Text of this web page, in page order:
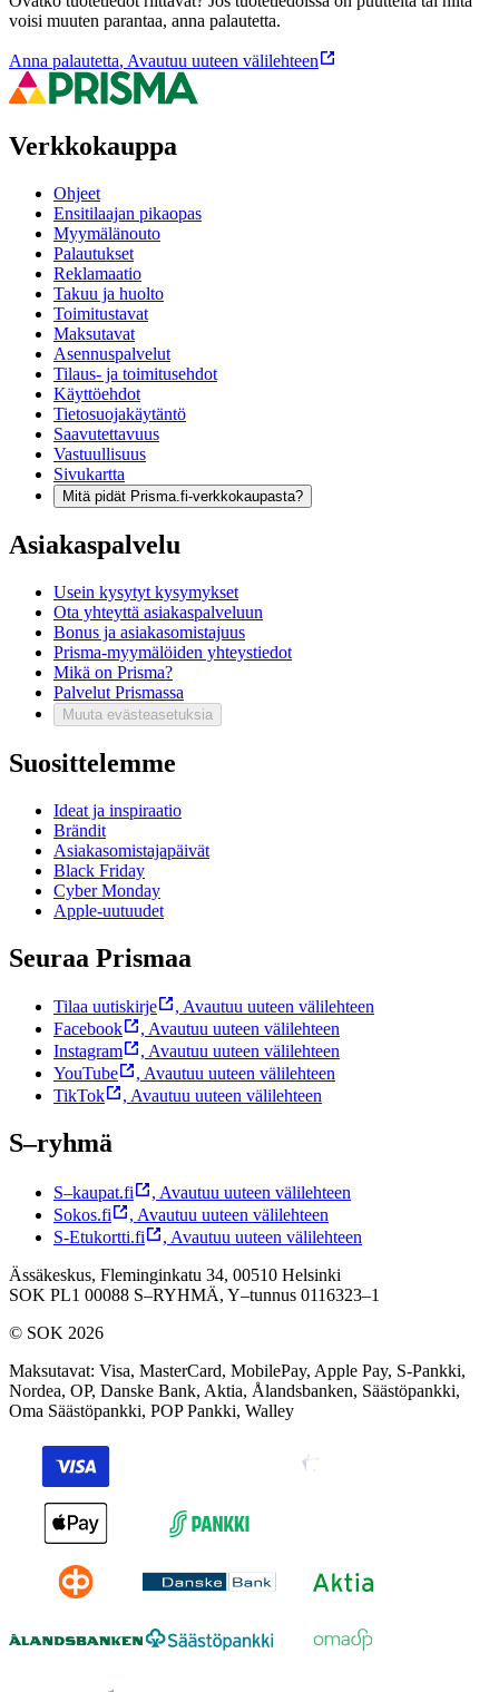
voisi muuten parantaa, anna palautetta.
Anna palautetta, Avautuu uuteen välilehteen
Verkkokauppa
Ohjeet
Ensitilaajan pikaopas
Myymälänouto
Palautukset
Reklamaatio
Takuu ja huolto
Toimitustavat
Maksutavat
Asennuspalvelut
Tilaus- ja toimitusehdot
Käyttöehdot
Tietosuojakäytäntö
Saavutettavuus
Vastuullisuus
Sivukartta
Mitä pidät Prisma.fi-verkkokaupasta?
Asiakaspalvelu
Usein kysytyt kysymykset
Ota yhteyttä asiakaspalveluun
Bonus ja asiakasomistajuus
Prisma-myymälöiden yhteystiedot
Mikä on Prisma?
Palvelut Prismassa
Muuta evästeasetuksia
Suosittelemme
Ideat ja inspiraatio
Brändit
Asiakasomistajapäivät
Black Friday
Cyber Monday
Apple-uutuudet
Seuraa Prismaa
Tilaa uutiskirje , Avautuu uuteen välilehteen
Facebook
, Avautuu uuteen välilehteen
Instagram
, Avautuu uuteen välilehteen
YouTube
, Avautuu uuteen välilehteen
TikTok
, Avautuu uuteen välilehteen
S–ryhmä
S–kaupat.fi , Avautuu uuteen välilehteen
Sokos.fi
, Avautuu uuteen välilehteen
S-Etukortti.fi
, Avautuu uuteen välilehteen
Ässäkeskus, Fleminginkatu 34, 00510 Helsinki
SOK PL1 00088 S–RYHMÄ, Y–tunnus 0116323–1
© SOK 2026
Maksutavat: Visa, MasterCard, MobilePay, Apple Pay, S-Pankki,
Nordea, OP, Danske Bank, Aktia, Ålandsbanken, Säästöpankki,
Oma Säästöpankki, POP Pankki, Walley